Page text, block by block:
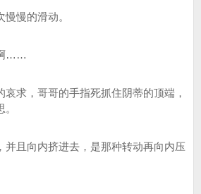
慢的滑动。
……
求，哥哥的手指死抓住阴蒂的顶端，
并且向内挤进去，是那种转动再向内压